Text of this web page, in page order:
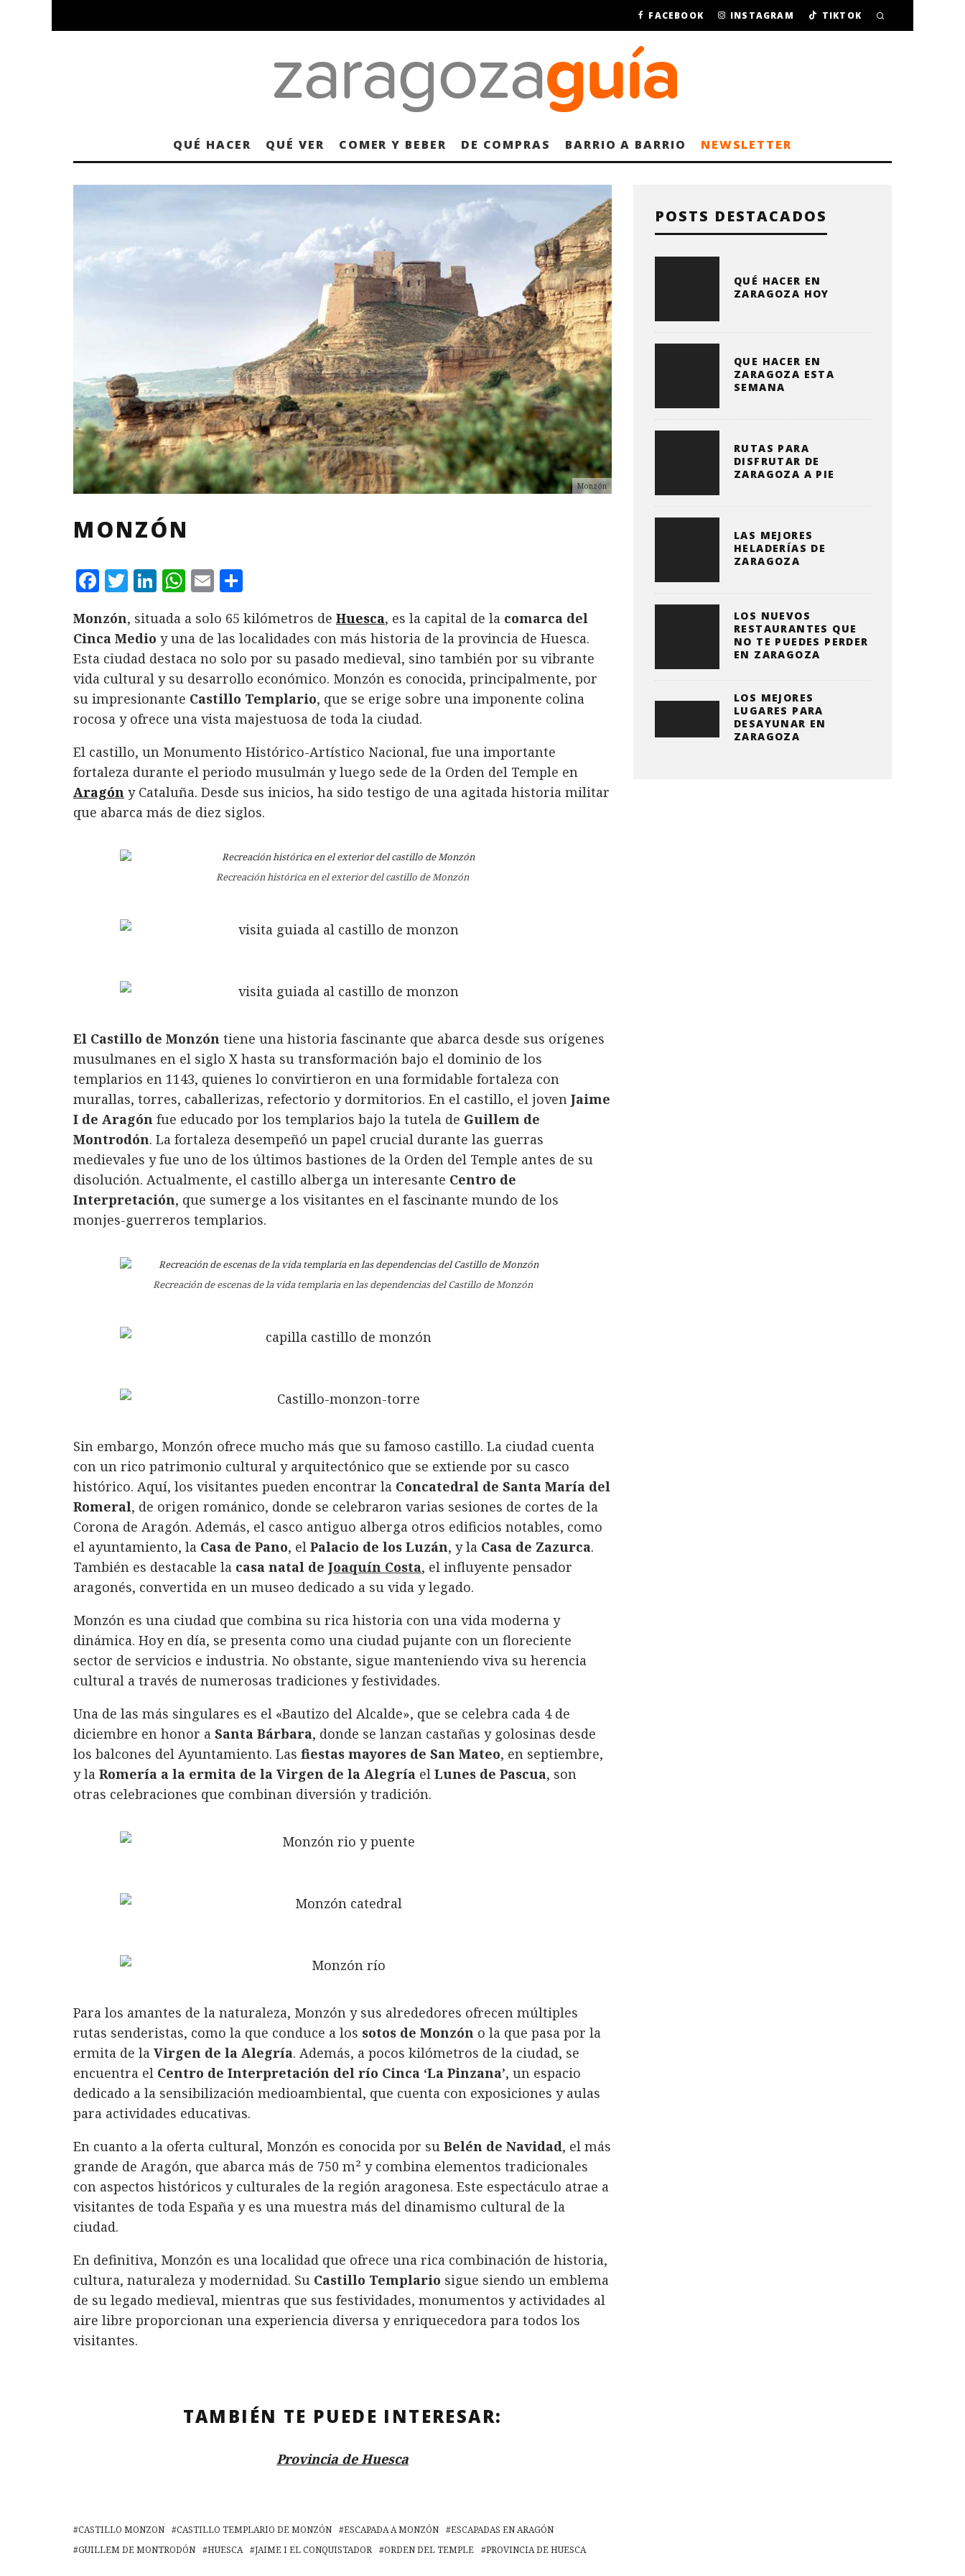
FACEBOOK INSTAGRAM TIKTOK
QUÉ HACER QUÉ VER COMER Y BEBER DE COMPRAS BARRIO A BARRIO NEWSLETTER
Monzón
MONZÓN
F
c
e
b
o
o
k
T
it
te
r
L
n
k
e
d
I
n
W
at
s
A
p
p
E
ai
l
m
p
a
rt
ir
Monzón, situada a solo 65 kilómetros de Huesca, es la capital de la comarca del
Cinca Medio y una de las localidades con más historia de la provincia de Huesca.
Esta ciudad destaca no solo por su pasado medieval, sino también por su vibrante
vida cultural y su desarrollo económico. Monzón es conocida, principalmente, por
su impresionante Castillo Templario, que se erige sobre una imponente colina
rocosa y ofrece una vista majestuosa de toda la ciudad.
El castillo, un Monumento Histórico-Artístico Nacional, fue una importante
fortaleza durante el periodo musulmán y luego sede de la Orden del Temple en
Aragón y Cataluña. Desde sus inicios, ha sido testigo de una agitada historia militar
que abarca más de diez siglos.
Recreación histórica en el exterior del castillo de Monzón
El Castillo de Monzón tiene una historia fascinante que abarca desde sus orígenes
musulmanes en el siglo X hasta su transformación bajo el dominio de los
templarios en 1143, quienes lo convirtieron en una formidable fortaleza con
murallas, torres, caballerizas, refectorio y dormitorios. En el castillo, el joven Jaime
I de Aragón fue educado por los templarios bajo la tutela de Guillem de
Montrodón. La fortaleza desempeñó un papel crucial durante las guerras
medievales y fue uno de los últimos bastiones de la Orden del Temple antes de su
disolución. Actualmente, el castillo alberga un interesante Centro de
Interpretación, que sumerge a los visitantes en el fascinante mundo de los
monjes-guerreros templarios.
Recreación de escenas de la vida templaria en las dependencias del Castillo de Monzón
Sin embargo, Monzón ofrece mucho más que su famoso castillo. La ciudad cuenta
con un rico patrimonio cultural y arquitectónico que se extiende por su casco
histórico. Aquí, los visitantes pueden encontrar la Concatedral de Santa María del
Romeral, de origen románico, donde se celebraron varias sesiones de cortes de la
Corona de Aragón. Además, el casco antiguo alberga otros edificios notables, como
el ayuntamiento, la Casa de Pano, el Palacio de los Luzán, y la Casa de Zazurca.
También es destacable la casa natal de Joaquín Costa, el influyente pensador
aragonés, convertida en un museo dedicado a su vida y legado.
Monzón es una ciudad que combina su rica historia con una vida moderna y
dinámica. Hoy en día, se presenta como una ciudad pujante con un floreciente
sector de servicios e industria. No obstante, sigue manteniendo viva su herencia
cultural a través de numerosas tradiciones y festividades.
Una de las más singulares es el «Bautizo del Alcalde», que se celebra cada 4 de
diciembre en honor a Santa Bárbara, donde se lanzan castañas y golosinas desde
los balcones del Ayuntamiento. Las fiestas mayores de San Mateo, en septiembre,
y la Romería a la ermita de la Virgen de la Alegría el Lunes de Pascua, son
otras celebraciones que combinan diversión y tradición.
Para los amantes de la naturaleza, Monzón y sus alrededores ofrecen múltiples
rutas senderistas, como la que conduce a los sotos de Monzón o la que pasa por la
ermita de la Virgen de la Alegría. Además, a pocos kilómetros de la ciudad, se
encuentra el Centro de Interpretación del río Cinca ‘La Pinzana’, un espacio
dedicado a la sensibilización medioambiental, que cuenta con exposiciones y aulas
para actividades educativas.
En cuanto a la oferta cultural, Monzón es conocida por su Belén de Navidad, el más
grande de Aragón, que abarca más de 750 m² y combina elementos tradicionales
con aspectos históricos y culturales de la región aragonesa. Este espectáculo atrae a
visitantes de toda España y es una muestra más del dinamismo cultural de la
ciudad.
En definitiva, Monzón es una localidad que ofrece una rica combinación de historia,
cultura, naturaleza y modernidad. Su Castillo Templario sigue siendo un emblema
de su legado medieval, mientras que sus festividades, monumentos y actividades al
aire libre proporcionan una experiencia diversa y enriquecedora para todos los
visitantes.
TAMBIÉN TE PUEDE INTERESAR:
Provincia de Huesca
CASTILLO MONZON CASTILLO TEMPLARIO DE MONZÓN ESCAPADA A MONZÓN
ESCAPADAS EN ARAGÓN
GUILLEM DE MONTRODÓN
HUESCA JAIME I EL CONQUISTADOR ORDEN DEL TEMPLE PROVINCIA DE HUESCA
POSTS DESTACADOS
QUÉ HACER EN
ZARAGOZA HOY
QUE HACER EN
ZARAGOZA ESTA
SEMANA
RUTAS PARA
DISFRUTAR DE
ZARAGOZA A PIE
LAS MEJORES
HELADERÍAS DE
ZARAGOZA
LOS NUEVOS
RESTAURANTES QUE
NO TE PUEDES PERDER
EN ZARAGOZA
LOS MEJORES
LUGARES PARA
DESAYUNAR EN
ZARAGOZA